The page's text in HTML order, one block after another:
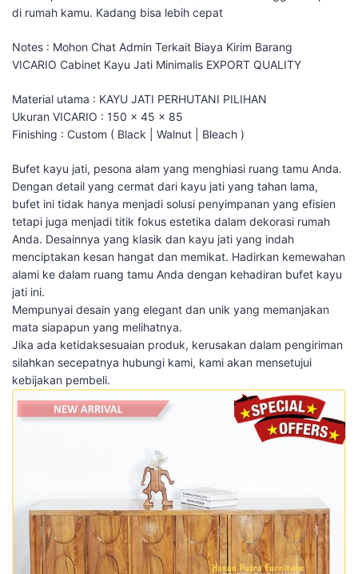
di rumah kamu. Kadang bisa lebih cepat
Notes : Mohon Chat Admin Terkait Biaya Kirim Barang
VICARIO Cabinet Kayu Jati Minimalis EXPORT QUALITY
Material utama : KAYU JATI PERHUTANI PILIHAN
Ukuran VICARIO : 150 x 45 x 85
Finishing : Custom ( Black | Walnut | Bleach )
Bufet kayu jati, pesona alam yang menghiasi ruang tamu Anda.
Dengan detail yang cermat dari kayu jati yang tahan lama,
bufet ini tidak hanya menjadi solusi penyimpanan yang efisien
tetapi juga menjadi titik fokus estetika dalam dekorasi rumah
Anda. Desainnya yang klasik dan kayu jati yang indah
menciptakan kesan hangat dan memikat. Hadirkan kemewahan
alami ke dalam ruang tamu Anda dengan kehadiran bufet kayu
jati ini.
Mempunyai desain yang elegant dan unik yang memanjakan
mata siapapun yang melihatnya.
Jika ada ketidaksesuaian produk, kerusakan dalam pengiriman
silahkan secepatnya hubungi kami, kami akan mensetujui
kebijakan pembeli.